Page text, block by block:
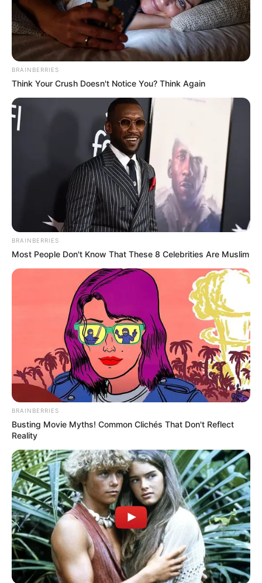
ΤΑΥΤΟΤΗΤΑ ΚΑΙ ΕΠΙΚΟΙΝΩΝΙΑ ΟΡΟΙ ΧΡΗΣΗΣ
BRAINBERRIES
Think Your Crush Doesn't Notice You? Think Again
BRAINBERRIES
Most People Don't Know That These 8 Celebrities Are Muslim
BRAINBERRIES
Busting Movie Myths! Common Clichés That Don't Reflect
Reality